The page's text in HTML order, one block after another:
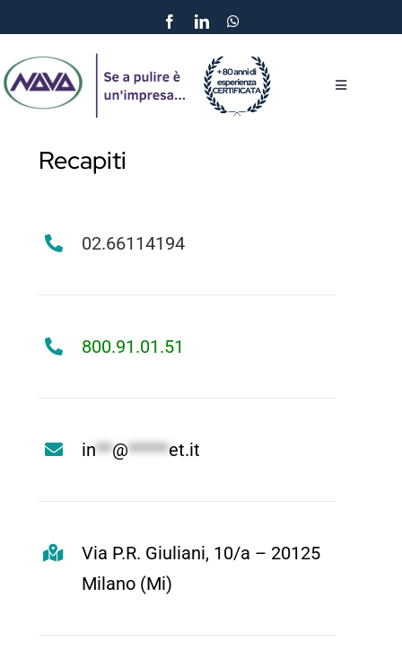
al
contenuto
Toggle
Servizi
Recapiti
02.66114194
800.91.01.51
in**@*****et.it
Via P.R. Giuliani, 10/a – 20125
Milano (Mi)